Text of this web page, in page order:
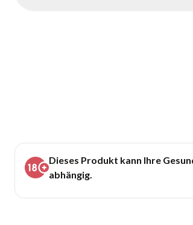
Dieses Produkt kann Ihre
abhängig.